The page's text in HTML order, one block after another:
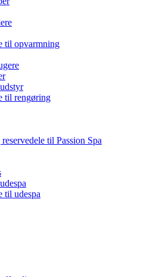
til opvarmning
til rengøring
til Passion Spa
til udespa